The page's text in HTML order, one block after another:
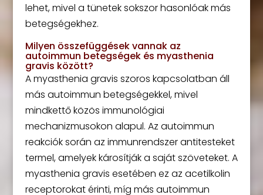
lehet, mivel a tünetek sokszor hasonlóak más
betegségekhez.
Milyen összefüggések vannak az
autoimmun betegségek és myasthenia
gravis között?
A myasthenia gravis szoros kapcsolatban áll
más autoimmun betegségekkel, mivel
mindkettő közös immunológiai
mechanizmusokon alapul. Az autoimmun
reakciók során az immunrendszer antitesteket
termel, amelyek károsítják a saját szöveteket. A
myasthenia gravis esetében ez az acetilkolin
receptorokat érinti, míg más autoimmun